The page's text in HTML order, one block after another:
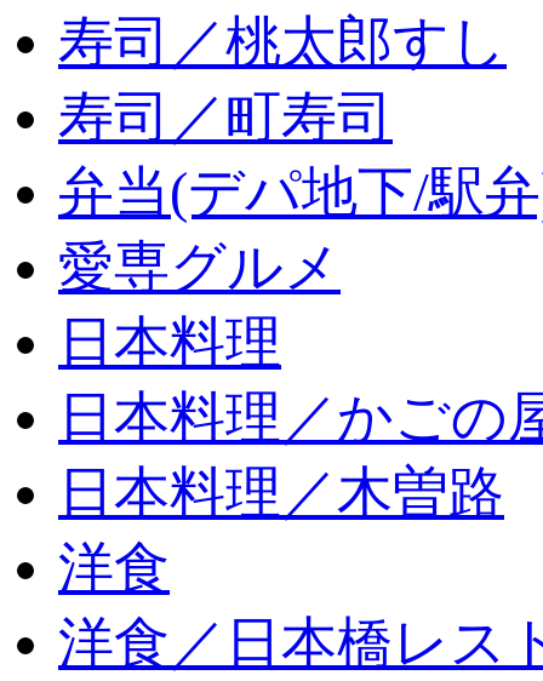
寿司／桃太郎すし
寿司／町寿司
弁当(デパ地下/駅
愛専グルメ
日本料理
日本料理／かごの
日本料理／木曽路
洋食
洋食／日本橋レス